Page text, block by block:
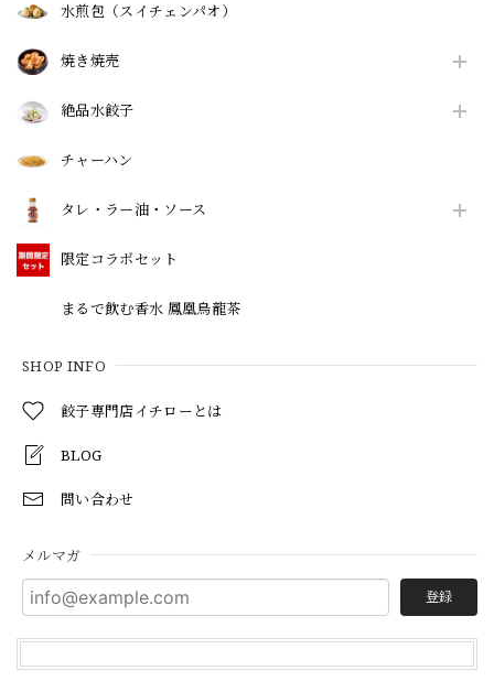
水煎包（スイチェンパオ）
焼き焼売
絶品水餃子
チャーハン
タレ・ラー油・ソース
限定コラボセット
まるで飲む香水 鳳凰烏龍茶
SHOP INFO
餃子専門店イチローとは
BLOG
問い合わせ
メルマガ
登録